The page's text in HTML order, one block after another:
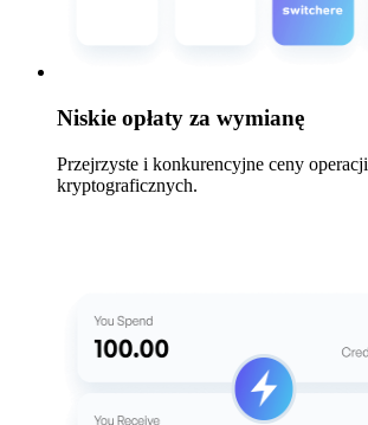
Niskie opłaty za wymianę
Przejrzyste i konkurencyjne ceny operacji
kryptograficznych.